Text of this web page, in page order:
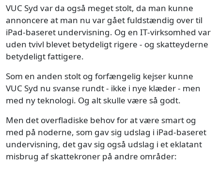
VUC Syd var da også meget stolt, da man kunne
annoncere at man nu var gået fuldstændig over til
iPad-baseret undervisning. Og en IT-virksomhed var
uden tvivl blevet betydeligt rigere - og skatteyderne
betydeligt fattigere.
Som en anden stolt og forfængelig kejser kunne
VUC Syd nu svanse rundt - ikke i nye klæder - men
med ny teknologi. Og alt skulle være så godt.
Men det overfladiske behov for at være smart og
med på noderne, som gav sig udslag i iPad-baseret
undervisning, det gav sig også udslag i et eklatant
misbrug af skattekroner på andre områder: